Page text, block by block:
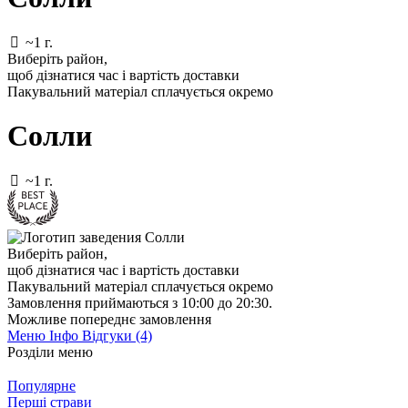
~1 г.
Виберіть район,
щоб дізнатися час і вартість доставки
Пакувальний матеріал сплачується окремо
Солли
~1 г.
Виберіть район,
щоб дізнатися час і вартість доставки
Пакувальний матеріал сплачується окремо
Замовлення приймаються з 10:00 до 20:30.
Можливе попереднє замовлення
Меню Інфо Відгуки (4)
Розділи меню
Популярне
Перші страви